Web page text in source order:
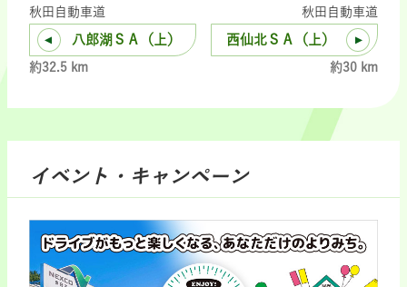
秋田自動車道
八郎湖ＳＡ（上）
約32.5 km
秋田自動車道
西仙北ＳＡ（上）
約30 km
イベント・キャンペーン